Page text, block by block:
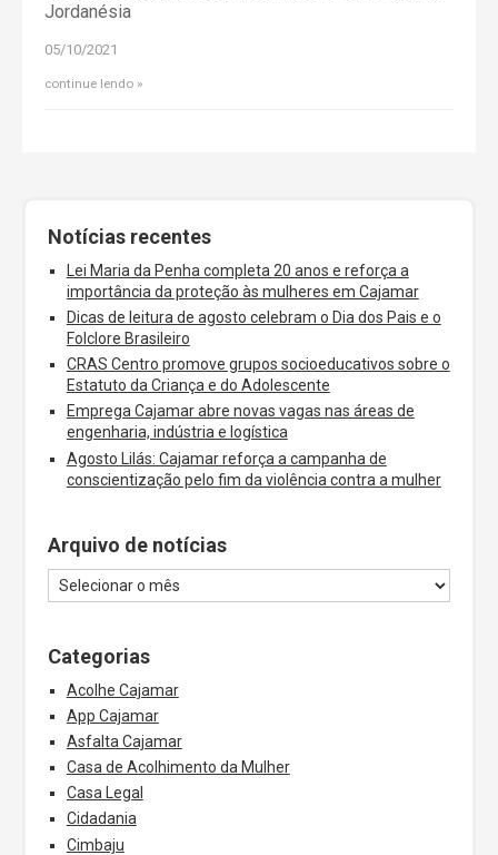
Jordanésia
05/10/2021
continue lendo
Notícias recentes
Lei Maria da Penha completa 20 anos e reforça a
importância da proteção às mulheres em Cajamar
Dicas de leitura de agosto celebram o Dia dos Pais e o
Folclore Brasileiro
CRAS Centro promove grupos socioeducativos sobre o
Estatuto da Criança e do Adolescente
Emprega Cajamar abre novas vagas nas áreas de
engenharia, indústria e logística
Agosto Lilás: Cajamar reforça a campanha de
conscientização pelo fim da violência contra a mulher
Arquivo de notícias
Categorias
Acolhe Cajamar
App Cajamar
Asfalta Cajamar
Casa de Acolhimento da Mulher
Casa Legal
Cidadania
Cimbaju